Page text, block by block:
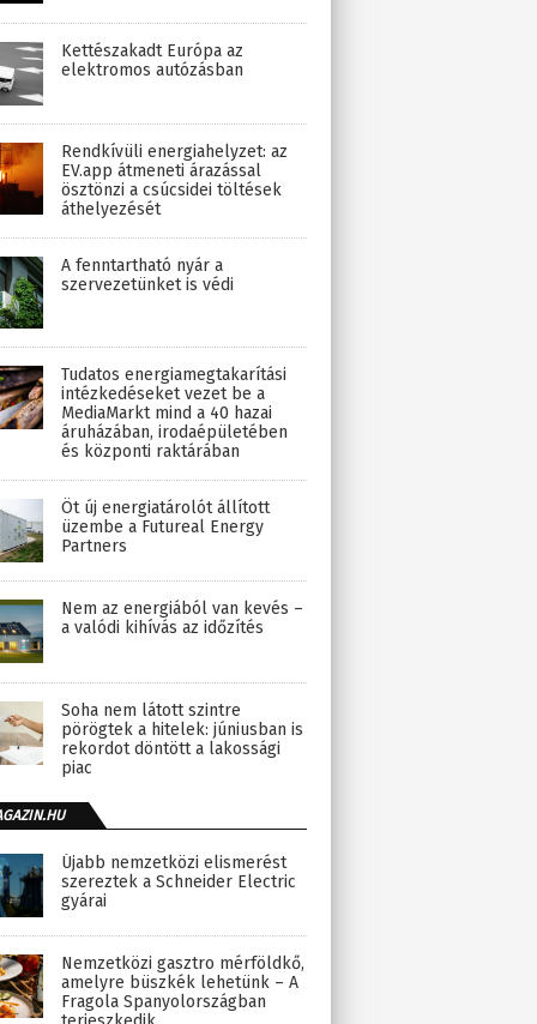
Kettészakadt Európa az
elektromos autózásban
Rendkívüli energiahelyzet: az
EV.app átmeneti árazással
ösztönzi a csúcsidei töltések
áthelyezését
A fenntartható nyár a
szervezetünket is védi
Tudatos energiamegtakarítási
intézkedéseket vezet be a
MediaMarkt mind a 40 hazai
áruházában, irodaépületében
és központi raktárában
Öt új energiatárolót állított
üzembe a Futureal Energy
Partners
Nem az energiából van kevés –
a valódi kihívás az időzítés
Soha nem látott szintre
pörögtek a hitelek: júniusban is
rekordot döntött a lakossági
piac
Újabb nemzetközi elismerést
szereztek a Schneider Electric
gyárai
Nemzetközi gasztro mérföldkő,
amelyre büszkék lehetünk – A
Fragola Spanyolországban